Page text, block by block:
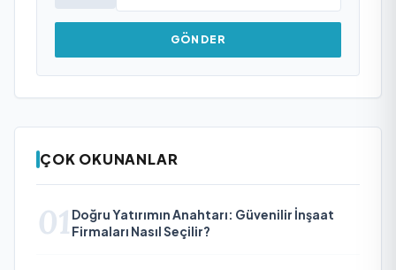
GÖNDER
ÇOK OKUNANLAR
01 Doğru Yatırımın Anahtarı: Güvenilir İnşaat
Firmaları Nasıl Seçilir?